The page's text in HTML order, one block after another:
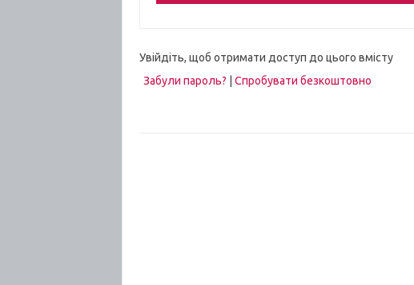
Увійдіть, щоб отримати доступ до цього вмісту
Забули пароль?
Спробувати безкоштовно